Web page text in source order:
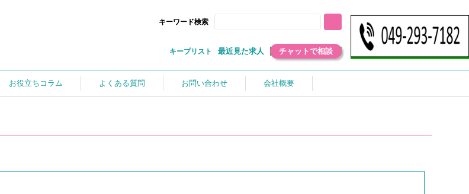
キーワード検索
キープリスト 最近見た求人 チャットで相談
お役立ちコラム よくある質問 お問い合わせ 会社概要